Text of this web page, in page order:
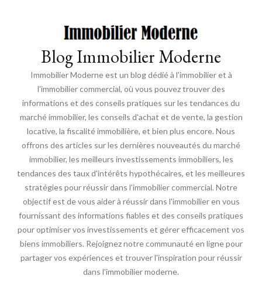
Blog Immobilier Moderne
Immobilier Moderne est un blog dédié à l'immobilier et à
l'immobilier commercial, où vous pouvez trouver des
informations et des conseils pratiques sur les tendances du
marché immobilier, les conseils d'achat et de vente, la gestion
locative, la fiscalité immobilière, et bien plus encore. Nous
offrons des articles sur les dernières nouveautés du marché
immobilier, les meilleurs investissements immobiliers, les
tendances des taux d'intérêts hypothécaires, et les meilleures
stratégies pour réussir dans l'immobilier commercial. Notre
objectif est de vous aider à réussir dans l'immobilier en vous
fournissant des informations fiables et des conseils pratiques
pour optimiser vos investissements et gérer efficacement vos
biens immobiliers. Rejoignez notre communauté en ligne pour
partager vos expériences et trouver l'inspiration pour réussir
dans l'immobilier moderne.